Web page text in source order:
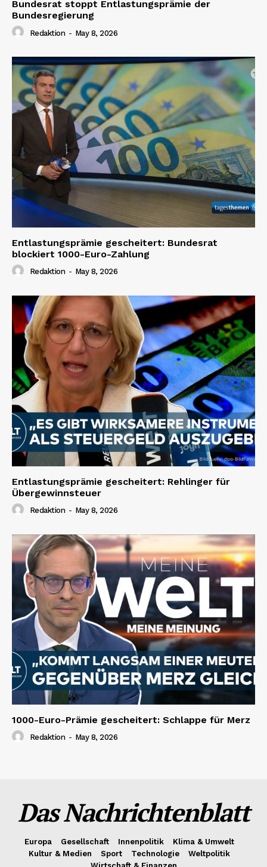
Bundesrat stoppt Entlastungsprämie der
Bundesregierung
Redaktion - May 8, 2026
Entlastungsprämie gescheitert: Bundesrat
blockiert 1000-Euro-Zahlung
Redaktion - May 8, 2026
Entlastungsprämie gescheitert: Rehlinger für
Übergewinnsteuer
Redaktion - May 8, 2026
1000-Euro-Prämie gescheitert: Schlappe für Merz
Redaktion - May 8, 2026
Das Nachrichtenblatt
Europa Gesellschaft Innenpolitik
Klima & Umwelt
Kultur & Medien
Sport Technologie
Weltpolitik